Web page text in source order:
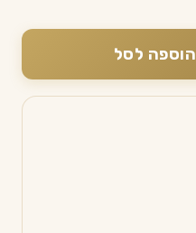
הוספה לסל